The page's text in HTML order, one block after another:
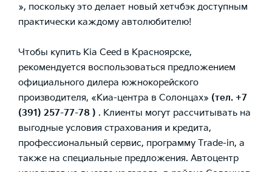
», поскольку это делает новый хетчбэк доступным
практически каждому автолюбителю!
Чтобы купить Kia Ceed в Красноярске,
рекомендуется воспользоваться предложением
официального дилера южнокорейского
производителя, «Киа-центра в Солонцах» (тел. +7
(391) 257-77-78 ) . Клиенты могут рассчитывать на
выгодные условия страхования и кредита,
профессиональный сервис, программу Trade-in, а
также на специальные предложения. Автоцентр